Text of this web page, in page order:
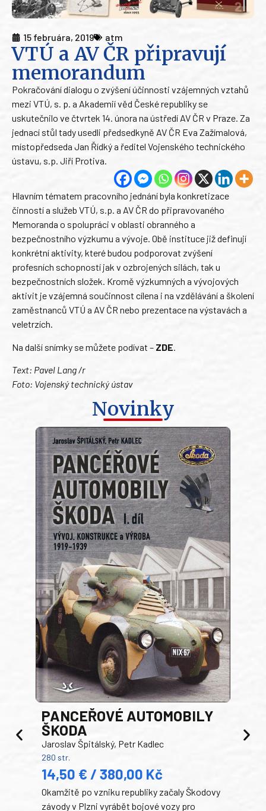
15 februára, 2019 atm
VTÚ a AV ČR připravují
memorandum
Pokračování dialogu o zvýšení účinnosti vzájemných vztahů
mezi VTÚ, s. p. a Akademií věd České republiky se
uskutečnilo ve čtvrtek 14. února na ústředí AV ČR v Praze. Za
jednací stůl tady usedli předsedkyně AV ČR Eva Zažímalová,
místopředseda Jan Řídký a ředitel Vojenského technického
ústavu, s.p. Jiří Protiva.
Hlavním tématem pracovního jednání byla konkretizace
činností a služeb VTÚ, s.p. a AV ČR do připravovaného
Memoranda o spolupráci v oblasti obranného a
bezpečnostního výzkumu a vývoje. Obě instituce již definují
konkrétní aktivity, které budou podporovat zvýšení
profesních schopností jak v ozbrojených silách, tak u
bezpečnostních složek. Kromě výzkumných a vývojových
aktivit je vzájemná součinnost cílena i na vzdělávání a školení
zaměstnanců VTÚ a AV ČR nebo prezentace na výstavách a
veletrzích.
Na další snímky se můžete podívat – ZDE
Text: Pavel Lang /r
Foto: Vojenský technický ústav
Novinky
PANCEŘOVÉ AUTOMOBILY
ŠKODA
Jaroslav Špitálský, Petr Kadlec
280 str.
14,50 € / 380,00 Kč
Okamžitě po vzniku republiky začaly Škodovy
závody v Plzni vyrábět bojové vozy pro